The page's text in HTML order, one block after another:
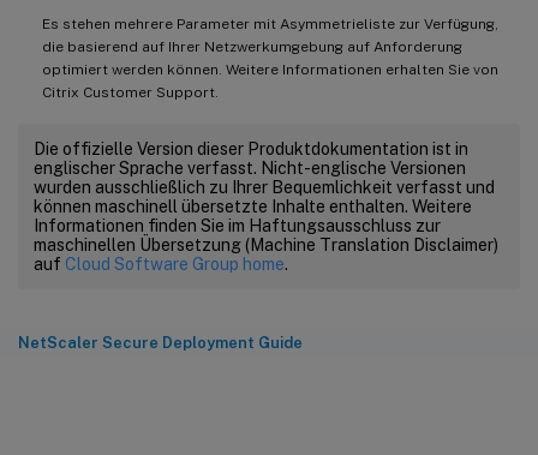
Es stehen mehrere Parameter mit Asymmetrieliste zur Verfügung,
die basierend auf Ihrer Netzwerkumgebung auf Anforderung
optimiert werden können. Weitere Informationen erhalten Sie von
Citrix Customer Support.
Die offizielle Version dieser Produktdokumentation ist in
englischer Sprache verfasst. Nicht-englische Versionen
wurden ausschließlich zu Ihrer Bequemlichkeit verfasst und
können maschinell übersetzte Inhalte enthalten. Weitere
Informationen finden Sie im Haftungsausschluss zur
maschinellen Übersetzung (Machine Translation Disclaimer)
auf Cloud Software Group home.
NetScaler Secure Deployment Guide